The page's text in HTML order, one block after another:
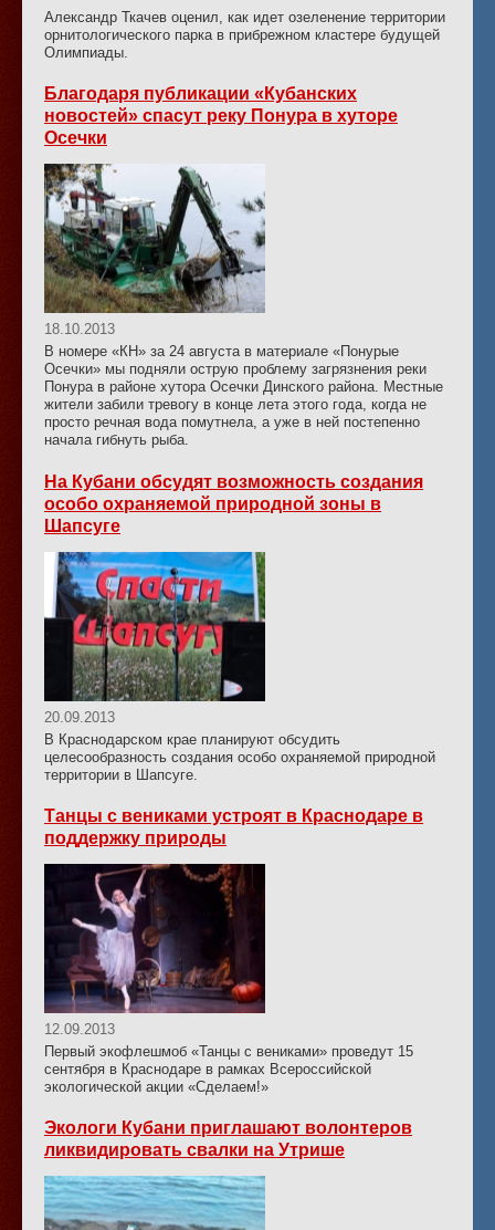
Александр Ткачев оценил, как идет озеленение территории
орнитологического парка в прибрежном кластере будущей
Олимпиады.
Благодаря публикации «Кубанских
новостей» спасут реку Понура в хуторе
Осечки
18.10.2013
В номере «КН» за 24 августа в материале «Понурые
Осечки» мы подняли острую проблему загрязнения реки
Понура в районе хутора Осечки Динского района. Местные
жители забили тревогу в конце лета этого года, когда не
просто речная вода помутнела, а уже в ней постепенно
начала гибнуть рыба.
На Кубани обсудят возможность создания
особо охраняемой природной зоны в
Шапсуге
20.09.2013
В Краснодарском крае планируют обсудить
целесообразность создания особо охраняемой природной
территории в Шапсуге.
Танцы с вениками устроят в Краснодаре в
поддержку природы
12.09.2013
Первый экофлешмоб «Танцы с вениками» проведут 15
сентября в Краснодаре в рамках Всероссийской
экологической акции «Сделаем!»
Экологи Кубани приглашают волонтеров
ликвидировать свалки на Утрише